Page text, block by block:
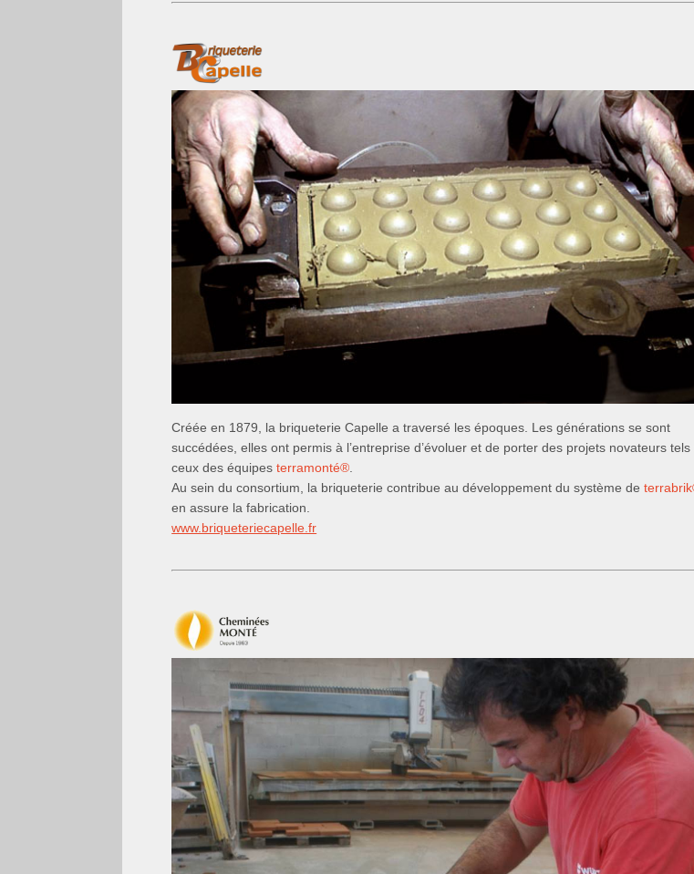
Créée en 1879, la briqueterie Capelle a traversé les époques. Les générations se sont
succédées, elles ont permis à l’entreprise d’évoluer et de porter des projets novateurs tels
ceux des équipesterramonté®
Au sein du consortium, la briqueterie contribue au développement du système de
en assure la fabrication.
www.briqueteriecapelle.fr